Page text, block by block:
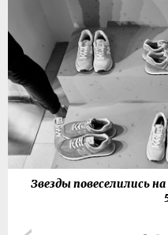
Звезды повеселились